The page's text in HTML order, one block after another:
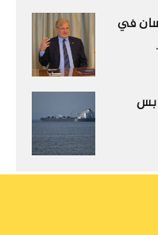
في